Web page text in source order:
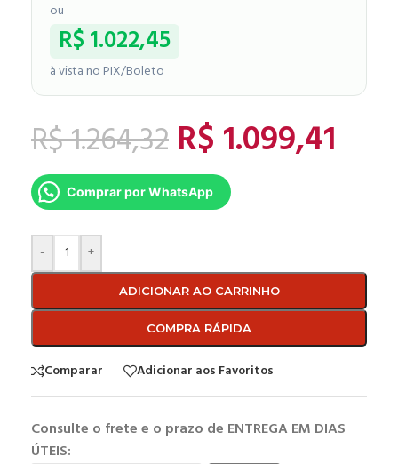
ou
R$1.022,45
à vista no PIX/Boleto
R$1.264,32 R$1.099,41
Comprar por WhatsApp
- +
ADICIONAR AO CARRINHO
COMPRA RÁPIDA
Comparar Adicionar aos Favoritos
Consulte o frete e o prazo de ENTREGA EM DIAS
ÚTEIS: